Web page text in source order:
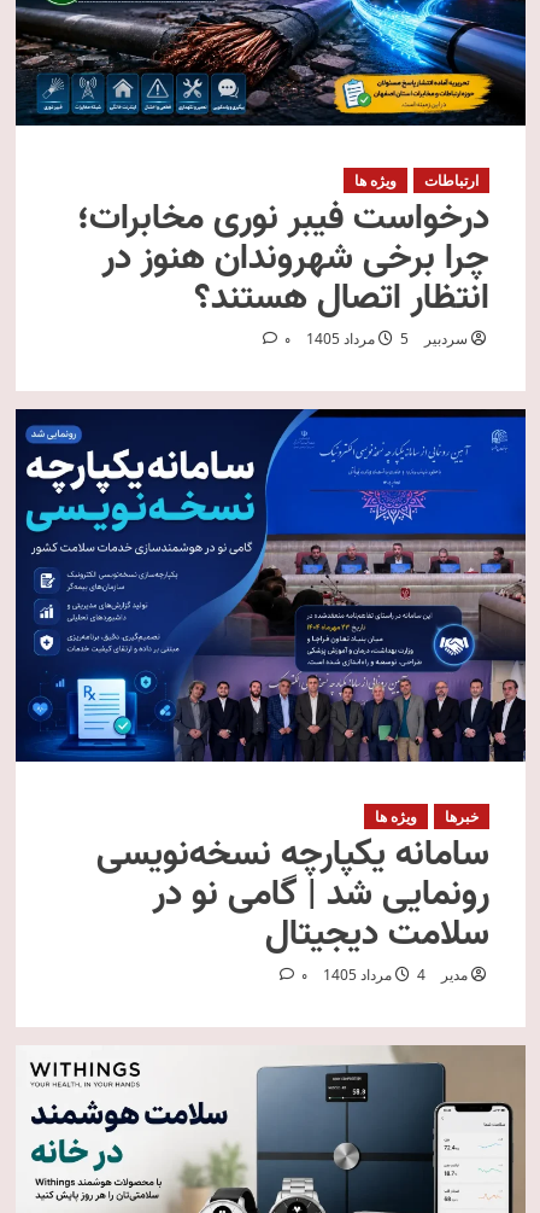
ارتباطات ویژه ها
درخواست فیبر نوری مخابرات؛
چرا برخی شهروندان هنوز در
انتظار اتصال هستند؟
سردبیر 5 مرداد 1405 0
خبرها ویژه ها
سامانه یکپارچه نسخه‌نویسی
رونمایی شد | گامی نو در
سلامت دیجیتال
مدیر 4 مرداد 1405 0